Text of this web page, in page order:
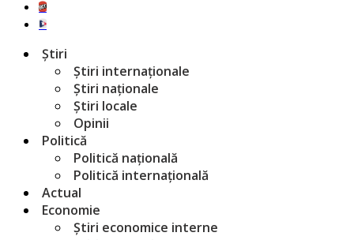
Știri
Știri internaționale
Știri naționale
Știri locale
Opinii
Politică
Politică națională
Politică internațională
Actual
Economie
Știri economice interne